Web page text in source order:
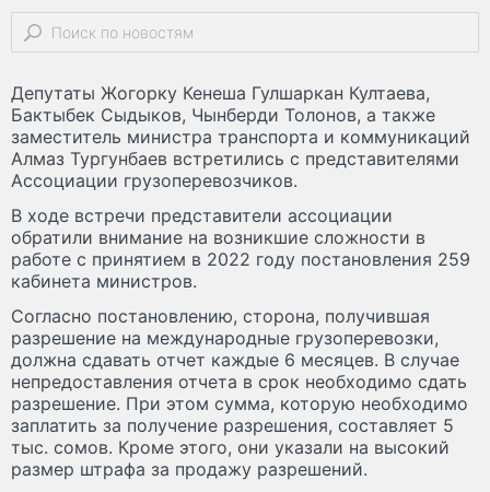
Депутаты Жогорку Кенеша Гулшаркан Култаева,
Бактыбек Сыдыков, Чынберди Толонов, а также
заместитель министра транспорта и коммуникаций
Алмаз Тургунбаев встретились с представителями
Ассоциации грузоперевозчиков.
В ходе встречи представители ассоциации
обратили внимание на возникшие сложности в
работе с принятием в 2022 году постановления 259
кабинета министров.
Согласно постановлению, сторона, получившая
разрешение на международные грузоперевозки,
должна сдавать отчет каждые 6 месяцев. В случае
непредоставления отчета в срок необходимо сдать
разрешение. При этом сумма, которую необходимо
заплатить за получение разрешения, составляет 5
тыс. сомов. Кроме этого, они указали на высокий
размер штрафа за продажу разрешений.